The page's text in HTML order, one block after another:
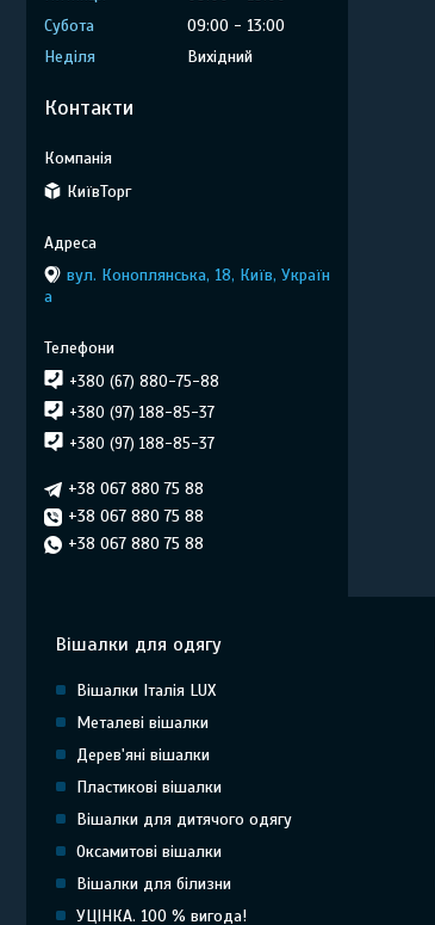
Субота
09:00
13:00
Неділя
Вихідний
Контакти
КиївТорг
вул. Коноплянська, 18, Київ, Україн
а
+380 (67) 880-75-88
+380 (97) 188-85-37
+380 (97) 188-85-37
+38 067 880 75 88
+38 067 880 75 88
+38 067 880 75 88
Вішалки для одягу
Вішалки Італія LUX
Металеві вішалки
Дерев'яні вішалки
Пластикові вішалки
Вішалки для дитячого одягу
Оксамитові вішалки
Вішалки для білизни
УЦІНКА. 100 % вигода!